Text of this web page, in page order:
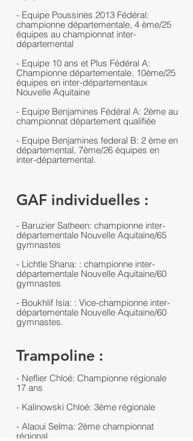
- Equipe Poussines 2013 Fédéral:
championne départementale, 4 ème/25
équipes au championnat inter-
départemental
- Equipe 10 ans et Plus Fédéral A:
Championne départementale, 10ème/25
équipes en inter-départementaux
Nouvelle Aquitaine
- Equipe Benjamines Fédéral A: 2ème au
championnat département qualifiée
- Equipe Benjamines federal B: 2 ème en
départemental, 7ème/26 équipes en
inter-départemental.
GAF individuelles :
- Baruzier Satheen: championne inter-
départementale Nouvelle Aquitaine/65
gymnastes
- Lichtle Shana: : championne inter-
départementale Nouvelle Aquitaine/60
gymnastes
- Boukhlif Isia: : Vice-championne inter-
départementale Nouvelle Aquitaine/60
gymnastes.
Trampoline :
- Neflier Chloé: Championne régionale
17 ans
- Kalinowski Chloé: 3ème régionale
- Alaoui Selma: 2ème championnat
régional